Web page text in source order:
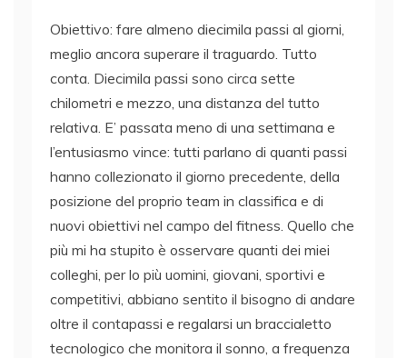
Obiettivo: fare almeno diecimila passi al giorni,
meglio ancora superare il traguardo. Tutto
conta. Diecimila passi sono circa sette
chilometri e mezzo, una distanza del tutto
relativa. E’ passata meno di una settimana e
l’entusiasmo vince: tutti parlano di quanti passi
hanno collezionato il giorno precedente, della
posizione del proprio team in classifica e di
nuovi obiettivi nel campo del fitness. Quello che
più mi ha stupito è osservare quanti dei miei
colleghi, per lo più uomini, giovani, sportivi e
competitivi, abbiano sentito il bisogno di andare
oltre il contapassi e regalarsi un braccialetto
tecnologico che monitora il sonno, a frequenza